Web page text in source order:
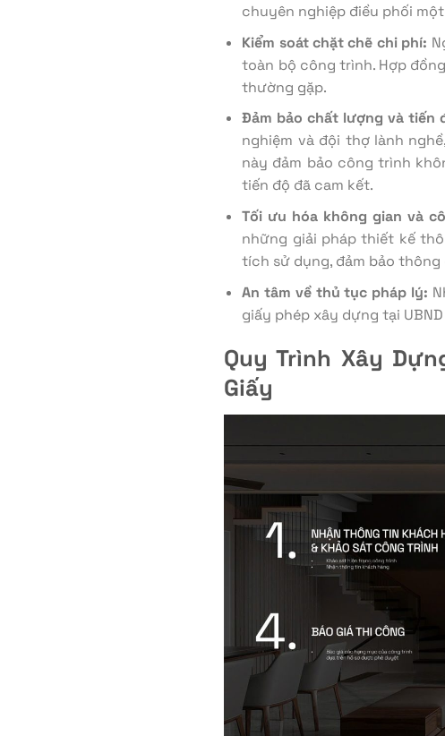
chuyên nghiệp điều phối
Kiểm soát chặt chẽ chi phí:
toàn bộ công trình. Hợp
thường gặp.
Đảm bảo chất lượng và tiến
nghiệm và đội thợ lành
này đảm bảo công trình
tiến độ đã cam kết.
Tối ưu hóa không gian và
những giải pháp thiết kế
tích sử dụng, đảm bảo
An tâm về thủ tục pháp lý:
giấy phép xây dựng tại
Quy Trình Xây
Giấy